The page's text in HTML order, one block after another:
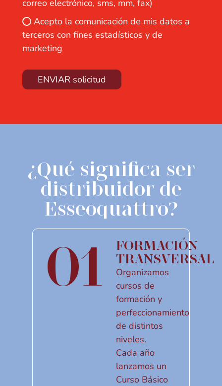
correo electrónico, sms, mm, fax)
Acepto la comunicación de mis datos a
terceros con fines estadísticos y de
marketing
ENVIAR solicitud
¿Qué significa ser
distribuidor de
Esseoquattro?
01
FORMACIÓN
TRANSVERSAL
Organizamos
cursos de
formación y
perfeccionamiento
de distintos
niveles.
Cada año
lanzamos un
Curso Básico